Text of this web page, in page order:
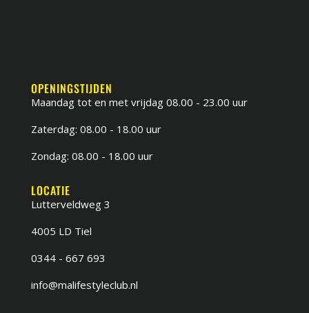
OPENINGSTIJDEN
Maandag tot en met vrijdag 08.00 - 23.00 uur
Zaterdag: 08.00 - 18.00 uur
Zondag: 08.00 - 18.00 uur
LOCATIE
Lutterveldweg 3
4005 LD Tiel
0344 - 667 693
info@malifestyleclub.nl